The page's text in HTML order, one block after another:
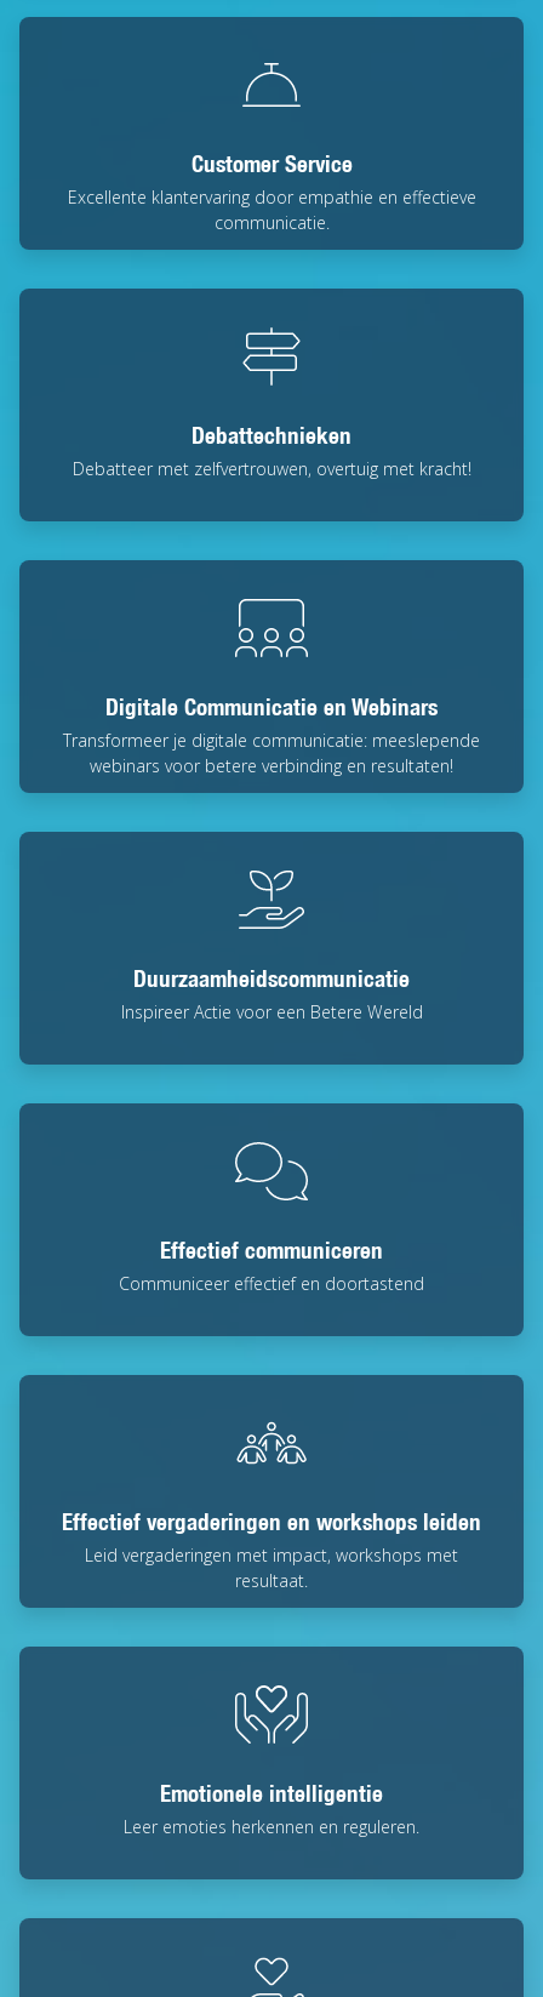
Customer Service
Excellente klantervaring door empathie en effectieve
communicatie.
Debattechnieken
Debatteer met zelfvertrouwen, overtuig met kracht!
Digitale Communicatie en Webinars
Transformeer je digitale communicatie: meeslepende
webinars voor betere verbinding en resultaten!
Duurzaamheidscommunicatie
Inspireer Actie voor een Betere Wereld
Effectief communiceren
Communiceer effectief en doortastend
Effectief vergaderingen en workshops leiden
Leid vergaderingen met impact, workshops met
resultaat.
Emotionele intelligentie
Leer emoties herkennen en reguleren.